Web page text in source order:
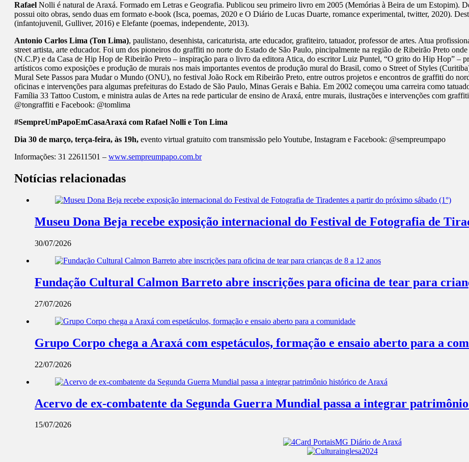
Rafael Nolli é natural de Araxá. Formado em Letras e Geografia. Publicou seu primeiro livro em 2005 (Memórias à Beira de um Estopim).
possui oito obras, sendo duas em formato e-book (Isca, poemas, 2020 e O Diário de Lucas Duarte, romance experimental, twitter, 2020).
(infantojuvenil, Gulliver, 2016) e Elefante (poemas, independente, 2013).
Antonio Carlos Lima (Ton Lima), paulistano, desenhista, caricaturista, arte educador, grafiteiro, tatuador, professor de artes. Atua
street artista, arte educador. Foi um dos pioneiros do graffiti no norte do Estado de São Paulo, pincipalmente na região de Ribeirão Preto
(N.C.P) e da Casa de Hip Hop de Ribeirão Preto – inspiração para o livro da editora Atica, do escritor Luiz Puntel, “O grito do Hip Hop” –
artísticos como exposições e produção de murais nos mais importantes eventos de produção mural do Brasil, como o Street of Styles
Mural Sete Passos para Mudar o Mundo (ONU), no festival João Rock em Ribeirão Preto, entre outros projetos e encontros de graffiti do
oficinas e intervenções para algumas prefeituras do Estado de São Paulo, Minas Gerais e Bahia. Em 2002 começou uma carreira como
Família 33 Tattoo Custom, e ministra aulas de Artes na rede particular de ensino de Araxá, entre murais, ilustrações e intervenções com
@tongraffiti e Facebook: @tomlima
#SempreUmPapoEmCasaAraxá com Rafael Nolli e Ton Lima
Dia 30 de março, terça-feira, às 19h, evento virtual gratuito com transmissão pelo Youtube, Instagram e Facebook: @sempreumpapo
Informações: 31 22611501 – www.sempreumpapo.com.br
Notícias relacionadas
Museu Dona Beja recebe exposição internacional do Festival de Fotografia de
30/07/2026
Fundação Cultural Calmon Barreto abre inscrições para oficina de tear para
27/07/2026
Grupo Corpo chega a Araxá com espetáculos, formação e ensaio aberto para a
22/07/2026
Acervo de ex-combatente da Segunda Guerra Mundial passa a integrar
15/07/2026